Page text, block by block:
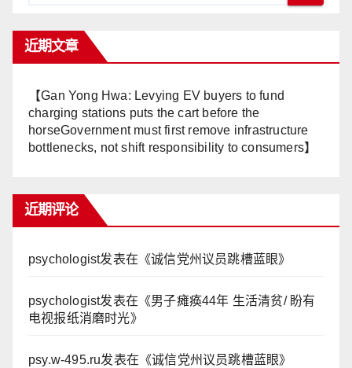
近期文章
【Gan Yong Hwa: Levying EV buyers to fund
charging stations puts the cart before the
horseGovernment must first remove infrastructure
bottlenecks, not shift responsibility to consumers】
近期评论
psychologist发表在《诚信党州议员跳槽蓝眼》
psychologist发表在《男子瘫痪44年 生活清贫/ 盼有
电视报纸消磨时光》
psy.w-495.ru发表在《诚信党州议员跳槽蓝眼》